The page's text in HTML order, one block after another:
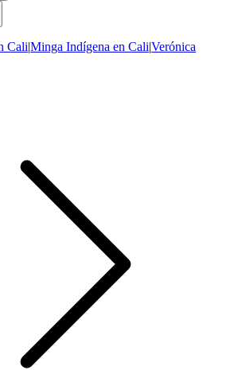
Cali|Minga Indígena en Cali|Verónica